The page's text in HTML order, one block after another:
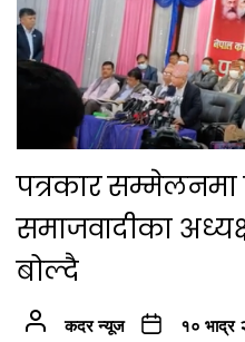
पत्रकार
समाजवादीका
बोल्दै
कदर न्यूज १० भाद्र